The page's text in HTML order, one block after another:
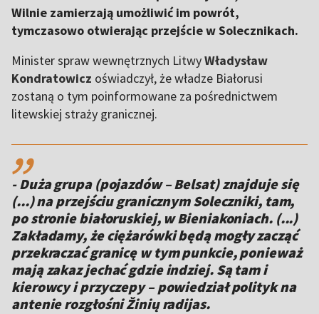
Wilnie zamierzają umożliwić im powrót,
tymczasowo otwierając przejście w Solecznikach.
Minister spraw wewnętrznych LitwyWładysław
Kondratowicz oświadczył, że władze Białorusi
zostaną o tym poinformowane za pośrednictwem
litewskiej straży granicznej.
,,
- Duża grupa (pojazdów – Belsat) znajduje się
(...) na przejściu granicznym Soleczniki, tam,
po stronie białoruskiej, w Bieniakoniach. (...)
Zakładamy, że ciężarówki będą mogły zacząć
przekraczać granicę w tym punkcie, ponieważ
mają zakaz jechać gdzie indziej. Są tam i
kierowcy i przyczepy – powiedział polityk na
antenie rozgłośni Žinių radijas.